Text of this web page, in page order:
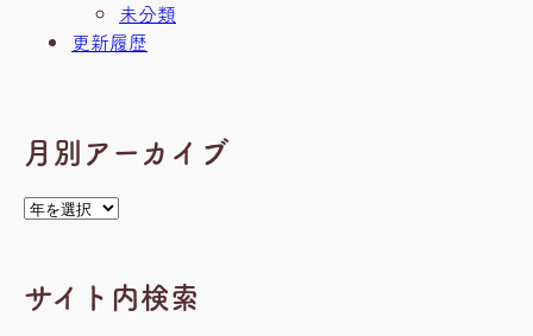
未分類
更新履歴
月別アーカイブ
ア
イ
ブ
サイト内検索